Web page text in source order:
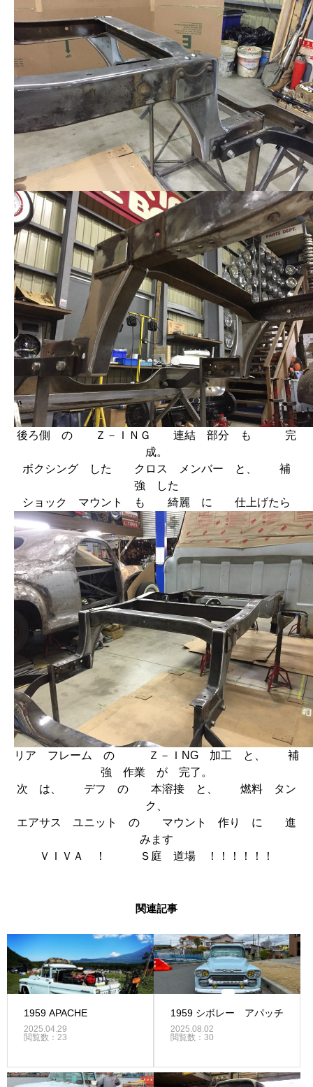
後ろ側 の Ｚ－ＩＮＧ 連結 部分 も 完
成。
ボクシング した クロス メンバー と、 補
強 した
ショック マウント も 綺麗 に 仕上げたら
リア フレーム の Ｚ－ＩNG 加工 と、 補
強 作業 が 完了。
次 は、 デフ の 本溶接 と、 燃料 タン
ク、
エアサス ユニット の マウント 作り に 進
みます
ＶＩＶＡ ！ Ｓ庭 道場 ！！！！！！
関連記事
1959 APACHE
2025.04.29
閲覧数：23
1959 シボレー アパッチ
2025.08.02
閲覧数：30